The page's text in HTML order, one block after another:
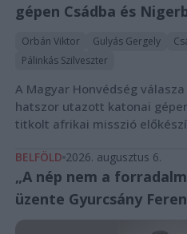
gépen Csádba és
Orbán Viktor Gulyás Gergely
Pálinkás Szilveszter
A Magyar Honvédség
hatszor utazott katonai
titkolt afrikai misszió
BELFÖLD 2026. augusztus 6.
„A nép nem a
üzente Gyurcsány